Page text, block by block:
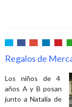
Regalos de
Los niños de 4
años A y B posan
junto a Natalia de